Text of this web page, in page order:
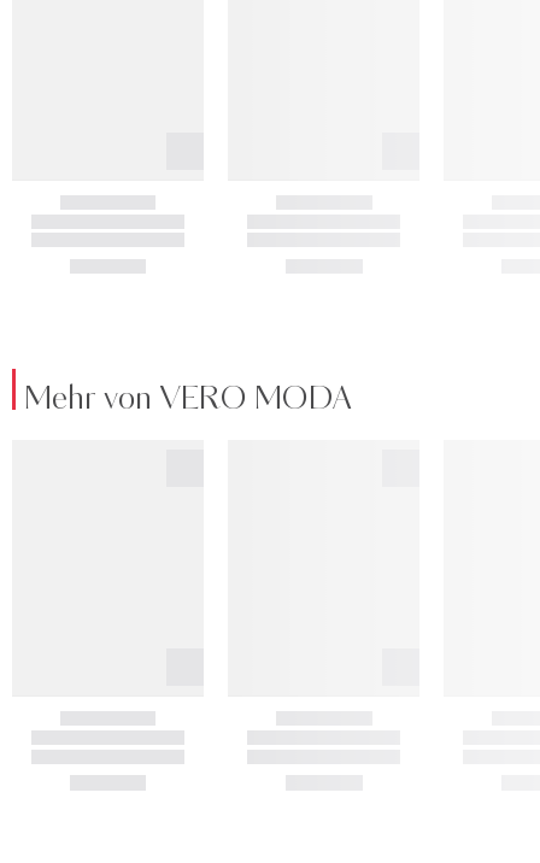
Mehr von VERO MODA